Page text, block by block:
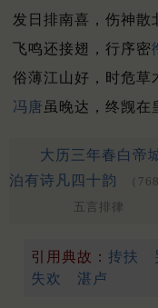
发日排南喜，伤神散
飞鸣还接翅，行序密
俗薄江山好，时危草
冯唐 虽晚达，终觊在
大历三年春白帝
泊有诗凡四十韵
（
五言排律
引用典故： 抟扶
失欢
湛卢